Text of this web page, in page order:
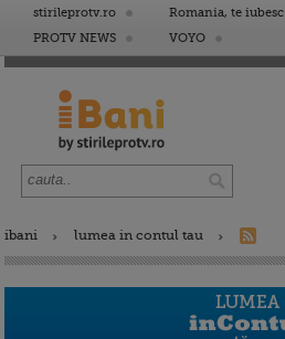
stirileprotv.ro Romania, te iubesc
PROTV NEWS
VOYO
ibani lumea in contul tau